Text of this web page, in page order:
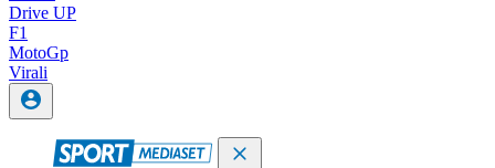
Drive UP
F1
MotoGp
Virali